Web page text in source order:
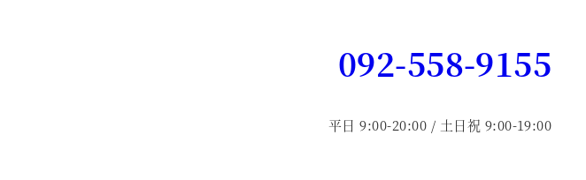
092-558-9155
平日 9:00-20:00 / 土日祝 9:00-19:00